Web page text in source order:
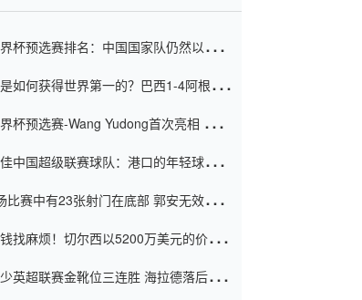
杯预选赛排名：中国国家队仍然以6分
如何获得世界第一的？巴西1-4阿根
杯预选赛-Wang Yudong首次亮相 中国
中国超级联赛球队：港口的年轻球员在
）
比赛中有23张射门在底部 郭安无效传球
找麻烦！切尔西以5200万美元的价格
英超联赛金靴位三连胜 海拉德落后6球